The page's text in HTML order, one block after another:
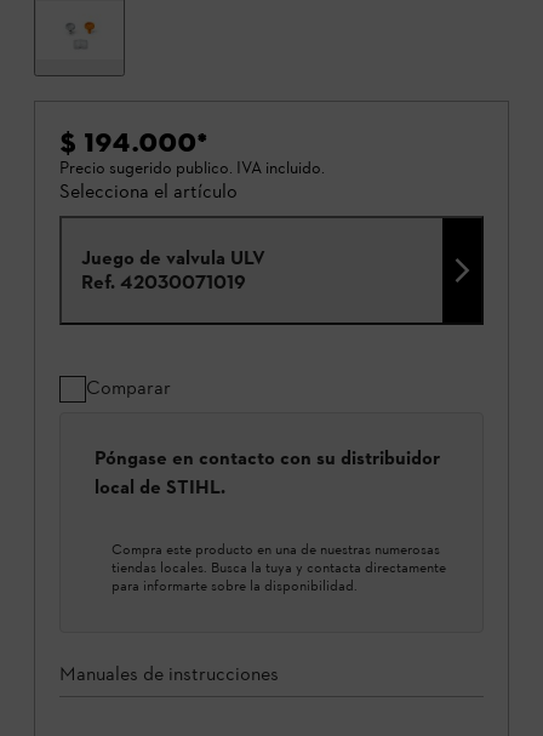
$ 194.000*
Precio sugerido publico. IVA incluido.
Selecciona el artículo
Juego de valvula ULV
Ref. 42030071019
Comparar
Póngase en contacto con su distribuidor
local de STIHL.
Compra este producto en una de nuestras numerosas
tiendas locales. Busca la tuya y contacta directamente
para informarte sobre la disponibilidad.
Manuales de instrucciones